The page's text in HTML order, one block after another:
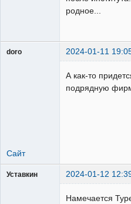
родное...
doro 2024-01-11
А как-то
подрядную
Сайт
Уставкин 2024-01-12
Намечается